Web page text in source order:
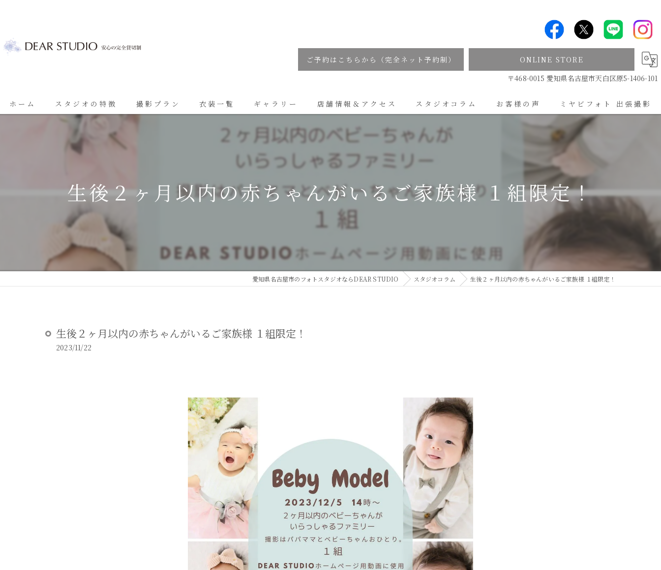
ご予約はこちらから（完全ネット予約制）
ONLINE STORE
〒468-0015 愛知県名古屋市天白区原5-1406-101
ホーム スタジオの特徴
ベビーフォト
ブライダル
DEAR STUDIOとは
DEAR STUDIOご利用ガイド
撮影プラン
思い出に残る成人振袖撮影
衣装一覧 ギャラリー 店舗情報＆アクセス スタジオコラム
コラム
お客様の声 ミヤビフォト 出張撮影
出張撮影について
生後２ヶ月以内の赤ちゃんがいるご家族様 １組限定！
愛知県名古屋市のフォトスタジオならDEAR STUDIO スタジオコラム 生後２ヶ月以内の赤ちゃんがいるご家族様 １組限定！
生後２ヶ月以内の赤ちゃんがいるご家族様 １組限定！
2023/11/22